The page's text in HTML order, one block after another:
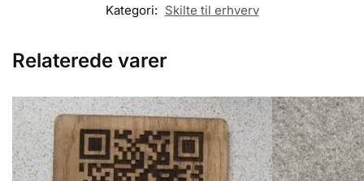
Kategori: Skilte til erhverv
Relaterede varer